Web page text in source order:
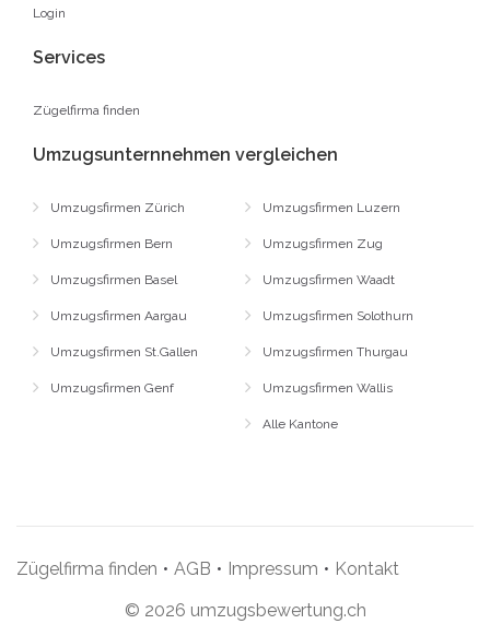
Login
Services
Zügelfirma finden
Umzugsunternnehmen vergleichen
Umzugsfirmen Zürich
Umzugsfirmen Bern
Umzugsfirmen Basel
Umzugsfirmen Aargau
Umzugsfirmen St.Gallen
Umzugsfirmen Genf
Umzugsfirmen Luzern
Umzugsfirmen Zug
Umzugsfirmen Waadt
Umzugsfirmen Solothurn
Umzugsfirmen Thurgau
Umzugsfirmen Wallis
Alle Kantone
Zügelfirma finden • AGB • Impressum • Kontakt
© 2026 umzugsbewertung.ch